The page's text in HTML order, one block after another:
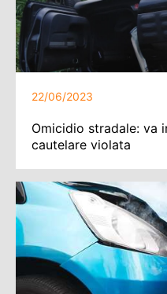
22/06/2023
Omicidio stradale: va
cautelare violata